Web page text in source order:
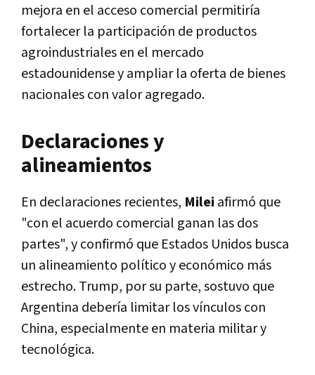
mejora en el acceso comercial permitiría
fortalecer la participación de productos
agroindustriales en el mercado
estadounidense y ampliar la oferta de bienes
nacionales con valor agregado.
Declaraciones y
alineamientos
En declaraciones recientes, Milei afirmó que
"con el acuerdo comercial ganan las dos
partes", y confirmó que Estados Unidos busca
un alineamiento político y económico más
estrecho. Trump, por su parte, sostuvo que
Argentina debería limitar los vínculos con
China, especialmente en materia militar y
tecnológica.